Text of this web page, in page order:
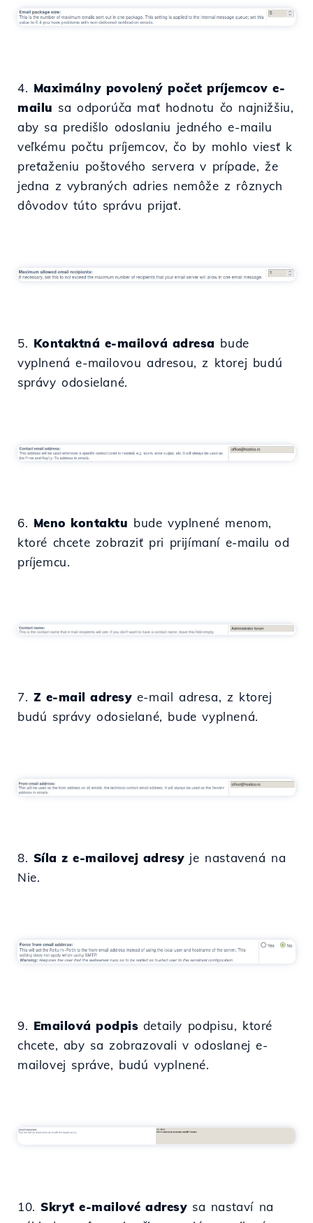
4. Maximálny povolený počet príjemcov e-
mailu sa odporúča mať hodnotu čo najnižšiu,
aby sa predišlo odoslaniu jedného e-mailu
veľkému počtu príjemcov, čo by mohlo viesť k
preťaženiu poštového servera v prípade, že
jedna z vybraných adries nemôže z rôznych
dôvodov túto správu prijať.
5. Kontaktná e-mailová adresa bude
vyplnená e-mailovou adresou, z ktorej budú
správy odosielané.
6. Meno kontaktu bude vyplnené menom,
ktoré chcete zobraziť pri prijímaní e-mailu od
príjemcu.
7. Z e-mail adresy e-mail adresa, z ktorej
budú správy odosielané, bude vyplnená.
8. Síla z e-mailovej adresy je nastavená na
Nie.
9. Emailová podpis detaily podpisu, ktoré
chcete, aby sa zobrazovali v odoslanej e-
mailovej správe, budú vyplnené.
10.Skryť e-mailové adresy sa nastaví na